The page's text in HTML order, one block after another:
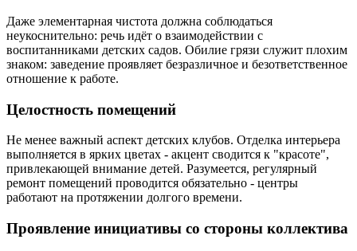
Даже элементарная чистота должна соблюдаться
неукоснительно: речь идёт о взаимодействии с
воспитанниками детских садов. Обилие грязи служит плохим
знаком: заведение проявляет безразличное и безответственное
отношение к работе.
Целостность помещений
Не менее важный аспект детских клубов. Отделка интерьера
выполняется в ярких цветах - акцент сводится к "красоте",
привлекающей внимание детей. Разумеется, регулярный
ремонт помещений проводится обязательно - центры
работают на протяжении долгого времени.
Проявление инициативы со стороны коллектива